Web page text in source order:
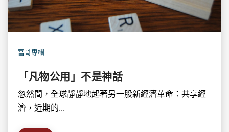
富哥專欄
「凡物公用」不是神話
忽然間，全球靜靜地起著另一股新經濟革命：共享經
濟，近期的...